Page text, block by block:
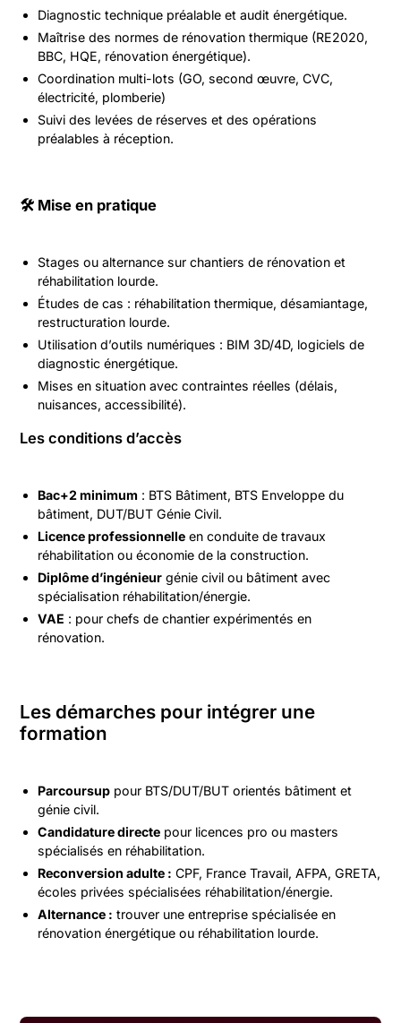
Diagnostic technique préalable et audit énergétique.
Maîtrise des normes de rénovation thermique (RE2020,
BBC, HQE, rénovation énergétique).
Coordination multi-lots (GO, second œuvre, CVC,
électricité, plomberie)
Suivi des levées de réserves et des opérations
préalables à réception.
🛠️ Mise en pratique
Stages ou alternance sur chantiers de rénovation et
réhabilitation lourde.
Études de cas : réhabilitation thermique, désamiantage,
restructuration lourde.
Utilisation d’outils numériques : BIM 3D/4D, logiciels de
diagnostic énergétique.
Mises en situation avec contraintes réelles (délais,
nuisances, accessibilité).
Les conditions d’accès
Bac+2 minimum : BTS Bâtiment, BTS Enveloppe du
bâtiment, DUT/BUT Génie Civil.
Licence professionnelle en conduite de travaux
réhabilitation ou économie de la construction.
Diplôme d’ingénieur génie civil ou bâtiment avec
spécialisation réhabilitation/énergie.
VAE : pour chefs de chantier expérimentés en
rénovation.
Les démarches pour intégrer une
formation
Parcoursup pour BTS/DUT/BUT orientés bâtiment et
génie civil.
Candidature directe pour licences pro ou masters
spécialisés en réhabilitation.
Reconversion adulte : CPF, France Travail, AFPA, GRETA,
écoles privées spécialisées réhabilitation/énergie.
Alternance : trouver une entreprise spécialisée en
rénovation énergétique ou réhabilitation lourde.